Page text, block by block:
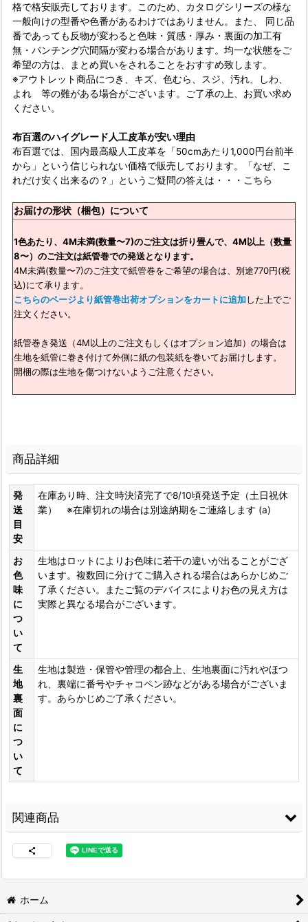
格で格安販売しております。このため、カタログシリーズの様な
一般向けの型番や色番があるわけではありません。また、 同じ品
番であっても反物が変わると色味・質感・厚み・裏面の加工有
無・パンチング穴間隔が変わる場合があります。均一な状態をご
希望の方は、まとめ買いをされることをおすすめ致します。
※アウトレット商品につき、キズ、色むら、スジ、汚れ、しわ、
よれ 等の難がある場合がございます。ご了承の上、お買い求め
ください。
布百選のハイグレード人工皮革が安い理由
布百選では、国内最高級人工皮革を「50cmあたり1,000円台前半
から」という信じられない価格で販売しております。「なぜ、こ
れだけ安く出来るの？」というご疑問の答えは・・・ こちら
お届けの形状（梱包）について
1色あたり、4M未満(数量〜7)のご注文は折り畳んで、4M以上（数量
8〜）のご注文は紙管巻での発送となります。
4M未満(数量〜7)のご注文で紙管巻をご希望の場合は、別途770円(税
込)にて承ります。
こちらのページより紙管巻出荷オプションをカートに追加した上でご
注文ください。
紙管巻き発送（4M以上のご注文もしくはオプション追加）の場合は
生地を紙管に巻き付けて外側に紙の包装紙を巻いてお届けします。
開梱の際は生地を傷つけないようご注意ください。
商品詳細
発
送
目
安
在庫あり時、注文時決済完了で8/10頃発送予定（土日祝休
業） ※在庫切れの場合は別途納期をご連絡します (a)
お
色
味
に
つ
い
て
生地はロットによりお色味に若干の違いが出ることがござ
います。複数回に分けてご購入される場合はあらかじめご
了承ください。またご覧のデバイスによりお色の見え方は
実際と異なる場合がございます。
生
地
裏
面
に
つ
い
て
生地は製造・保管や管理の都合上、生地裏面に汚れやほつ
れ、裏端に番号やチャコペン跡などがある場合がございま
す。あらかじめご了承ください。
関連商品
ホーム